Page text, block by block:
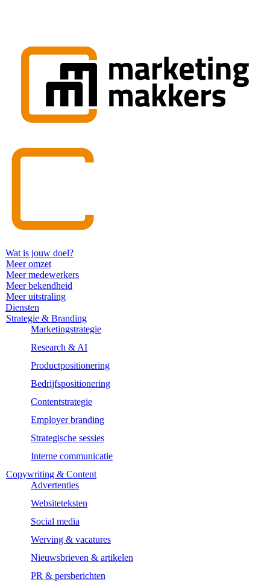
Wat is jouw doel?
Meer omzet
Meer medewerkers
Meer bekendheid
Meer uitstraling
Diensten
Strategie & Branding
Marketingstrategie
Research & AI
Productpositionering
Bedrijfspositionering
Contentstrategie
Employer branding
Strategische sessies
Interne communicatie
Copywriting & Content
Advertenties
Websiteteksten
Social media
Werving & vacatures
Nieuwsbrieven & artikelen
PR & persberichten